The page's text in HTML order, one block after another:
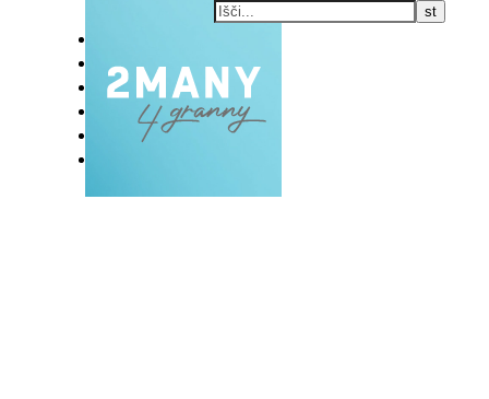
BLOG
VLOG
NAŠE RAZVADE
KONTAKT